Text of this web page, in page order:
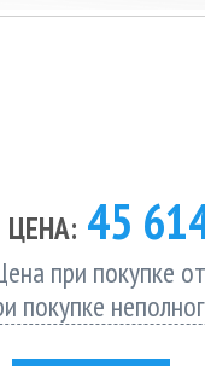
ЦЕНА: 45
при покупке
покупке